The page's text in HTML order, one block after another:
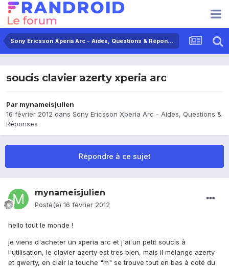
Sony Ericsson Xperia Arc - Aides, Questions & Réponses
soucis clavier azerty xperia arc
Par mynameisjulien
16 février 2012 dans Sony Ericsson Xperia Arc - Aides, Questions &
Réponses
Répondre à ce sujet
mynameisjulien
Posté(e) 16 février 2012
hello tout le monde !
je viens d'acheter un xperia arc et j'ai un petit soucis à
l'utilisation, le clavier azerty est tres bien, mais il mélange azerty
et qwerty, en clair la touche "m" se trouve tout en bas à coté du